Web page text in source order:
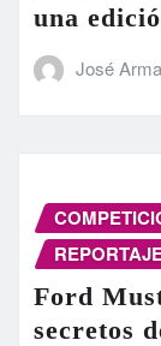
una
José
Ford
secretos